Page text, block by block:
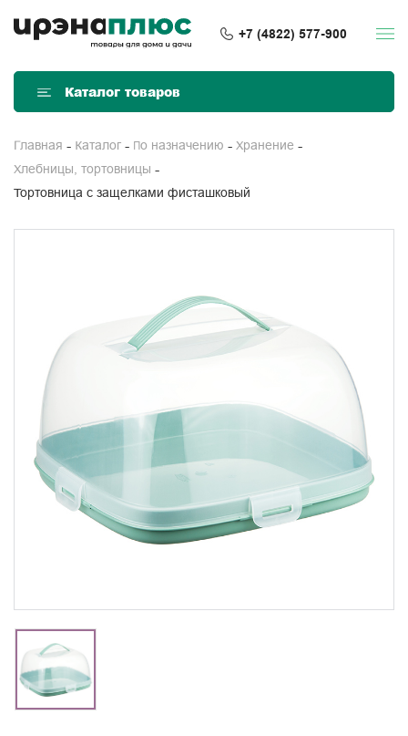
+7 (4822) 577-900
Каталог товаров
Главная Каталог По назначению Хранение
Хлебницы, тортовницы
Тортовница с защелками фисташковый